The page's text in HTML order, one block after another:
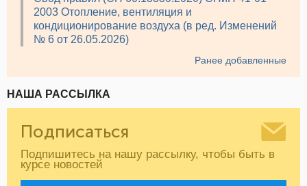
2003 Отопление, вентиляция и
кондиционирование воздуха (в ред. Изменений
№ 6 от 26.05.2026)
Ранее добавленные
НАША РАССЫЛКА
Подписаться
Подпишитесь на нашу рассылку, чтобы быть в
курсе новостей